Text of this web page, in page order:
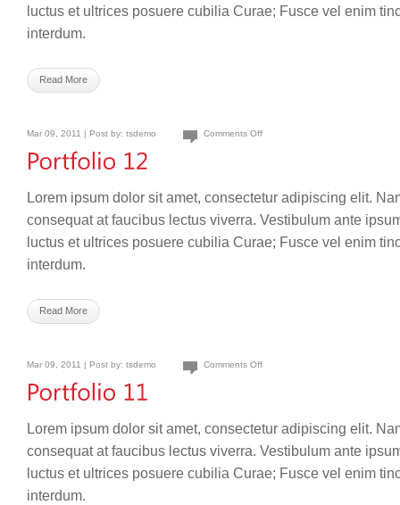
luctus et ultrices posuere cubilia Curae; Fusce vel enim
interdum.
Read More
Mar 09, 2011 | Post by: tsdemo Comments Off
Lorem ipsum dolor sit amet, consectetur adipiscing elit.
consequat at faucibus lectus viverra. Vestibulum ante
luctus et ultrices posuere cubilia Curae; Fusce vel enim
interdum.
Read More
Mar 09, 2011 | Post by: tsdemo Comments Off
Lorem ipsum dolor sit amet, consectetur adipiscing elit.
consequat at faucibus lectus viverra. Vestibulum ante
luctus et ultrices posuere cubilia Curae; Fusce vel enim
interdum.